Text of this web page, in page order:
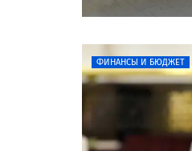
ФИНАНСЫ И БЮДЖЕТ